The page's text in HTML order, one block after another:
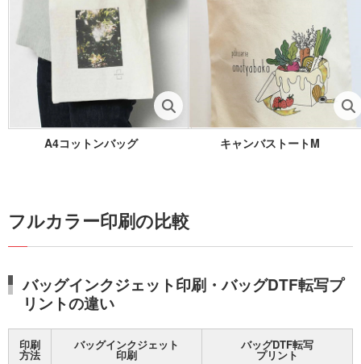
A4コットンバッグ キャンバストートM
フルカラー印刷の比較
バッグインクジェット印刷・バッグDTF転写プ
リントの違い
印刷
方法
バッグインクジェット
印刷
バッグDTF転写
プリント